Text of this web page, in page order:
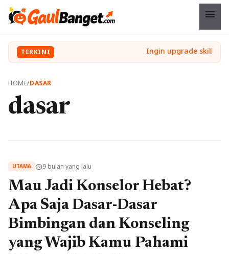
menu
TERKINI
HOME/DASAR
dasar
UTAMA schedule9 bulan yang lalu
Mau Jadi Konselor Hebat?
Apa Saja Dasar-Dasar
Bimbingan dan Konseling
yang Wajib Kamu Pahami